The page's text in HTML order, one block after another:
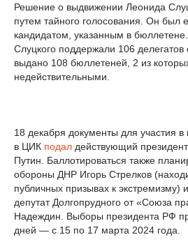
Решение о выдвижении Леонида
путем тайного голосования. Он был
кандидатом, указанным в
Слуцкого поддержали 106
выдано 108 бюллетеней, 2 из
недействительными.
18 декабря документы для участия в
в ЦИК подал действующий
Путин. Баллотироваться также
обороны ДНР Игорь Стрелков
публичных призывах к экстремизму)
депутат Долгопрудного от «Союза
Надеждин. Выборы президента РФ
дней — с 15 по 17 марта 2024 года.